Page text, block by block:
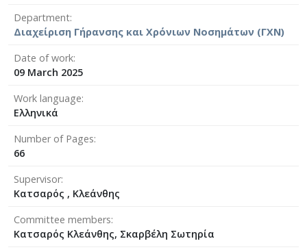
Department
Διαχείριση Γήρανσης και Χρόνιων Νοσημάτων (ΓΧΝ)
Date of work
09 March 2025
Work language
Ελληνικά
Number of Pages
66
Supervisor
Kατσαρός , Κλεάνθης
Committee members
Κατσαρός Κλεάνθης, Σκαρβέλη Σωτηρία